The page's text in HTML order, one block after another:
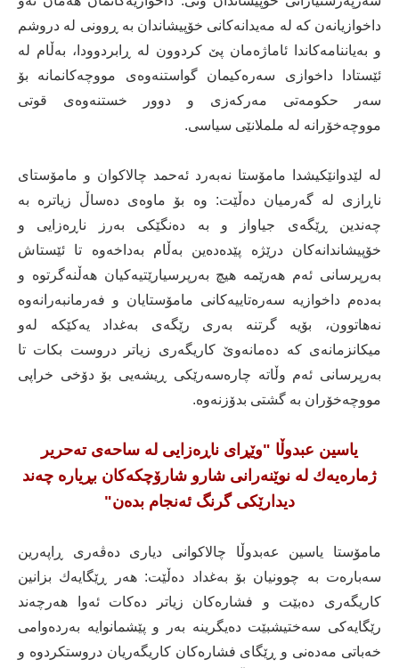
داخوازیانەن کە لە مەیدانەکانی خۆپیشاندان بە ڕوونی لە دروشم
و بەیاننامەکاندا ئاماژەمان پێ کردوون لە ڕابردوودا، بەڵام لە
ئێستادا داخوازی سەرەکیمان گواستنەوەی مووچەکانمانە بۆ
سەر حکومەتی مەرکەزی و دوور خستنەوەی قوتی
مووچەخۆرانە لە ململانێی سیاسی.
لە لێدوانێکیشدا مامۆستا نەبەرد ئەحمد چالاکوان و مامۆستای
ناڕازی لە گەرمیان دەڵێت: وە بۆ ماوەی دەساڵ زیاترە بە
چەندین ڕێگەی جیاواز و بە دەنگێکی بەرز ناڕەزایی و
خۆپیشاندانەکان درێژە پێدەدەین بەڵام بەداخەوە تا ئێستاش
بەرپرسانی ئەم هەرێمە هیچ بەرپرسیارێتیەکیان هەڵنەگرتوە و
بەدەم داخوازیە سەرەتاییەکانی مامۆستایان و فەرمانبەرانەوە
نەهاتوون، بۆیە گرتنە بەری رێگەی بەغداد یەکێكە لەو
میکانزمانەی کە دەمانەوێ کاریگەری زیاتر دروست بکات تا
بەرپرسانی ئەم وڵاتە چارەسەرێکی ڕیشەیی بۆ دۆخی خراپی
مووچەخۆران بە گشتی بدۆزنەوە.
یاسین عبدوڵا "وێڕای ناڕەزایی لە ساحەی تەحریر
ژمارەیەك لە نوێنەرانی شارو شارۆچکەکان بڕیارە چەند
دیدارێکی گرنگ ئەنجام بدەن"
مامۆستا یاسین عەبدوڵا چالاکوانی دیاری دەڤەری ڕاپەرین
سەبارەت بە چوونیان بۆ بەغداد دەڵێت: هەر ڕێگایەك بزانین
کاریگەری دەبێت و فشارەکان زیاتر دەکات ئەوا هەرچەند
رێگایەکی سەختیشبێت دەیگرینە بەر و پێشمانوایە بەردەوامی
خەباتی مەدەنی و ڕێگای فشارەکان کاریگەریان دروستکردوە و